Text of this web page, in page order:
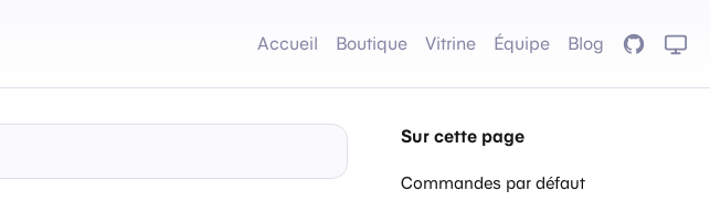
Accueil Boutique Vitrine Équipe Blog GitHub
Sur cette page
Commandes par défaut